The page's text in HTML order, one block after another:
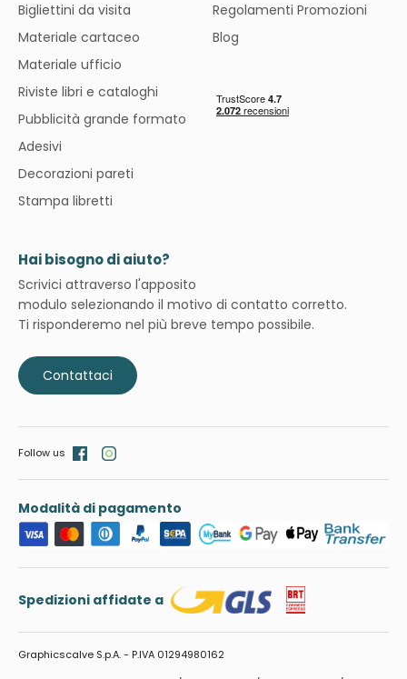
Regolamenti Promozioni
Blog
Bigliettini da visita
Materiale cartaceo
Materiale ufficio
Riviste libri e cataloghi
Pubblicità grande formato
Adesivi
Decorazioni pareti
Stampa libretti
Hai bisogno di aiuto?
Scrivici attraverso l'apposito
modulo selezionando il motivo di contatto corretto.
Ti risponderemo nel più breve tempo possibile.
Contattaci
Modalità di pagamento
Spedizioni affidate a
Graphicscalve S.p.A. - P.IVA 01294980162
Follow us